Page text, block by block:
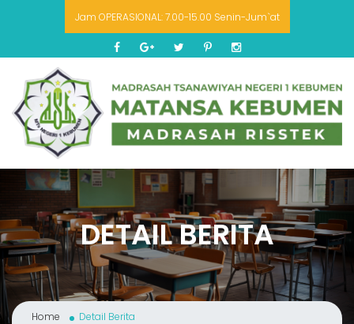
Jam OPERASIONAL: 7.00-15.00 Senin-Jum`at
DETAIL BERITA
Home Detail Berita